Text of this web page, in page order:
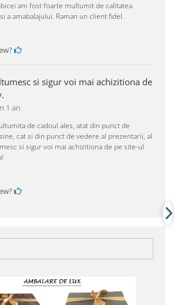
am fost foarte multumit de calitatea
a amabalajului. Raman un client fidel.
si sigur voi mai achizitiona de
1 an
de cadoul ales, atat din punct de
cat si din punct de vedere al prezentarii, al
si sigur voi mai achizitiona de pe site-ul